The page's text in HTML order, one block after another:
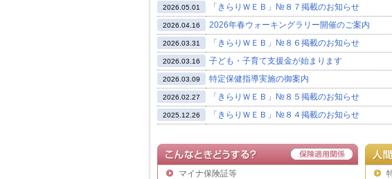
2026.05.01 「きらりＷＥＢ」№８７掲載のお知らせ
2026.04.16 2026年春ウォーキングラリー開催のご案内
2026.03.31 「きらりＷＥＢ」№８６掲載のお知らせ
2026.03.16 子ども・子育て支援金が始まります
2026.03.09 特定保健指導実施の御案内
2026.02.27 「きらりＷＥＢ」№８５掲載のお知らせ
2025.12.26 「きらりＷＥＢ」№８４掲載のお知らせ
2025.12.16 「健康クイズ大会」開催のお知らせ
2025.11.28 「きらりＷＥＢ」№８３掲載のお知らせ
マイナ保険証等